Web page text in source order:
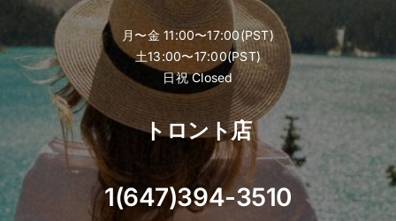
月〜金 11:00〜17:00(PST)
土13:00〜17:00(PST)
日祝 Closed
トロント店
1(647)394-3510